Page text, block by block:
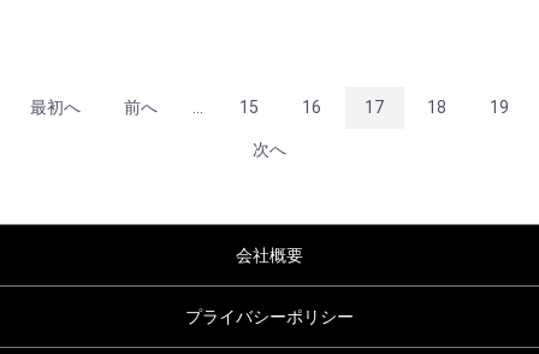
最初へ 前へ 15 16 17 18 19
次へ
会社概要
プライバシーポリシー